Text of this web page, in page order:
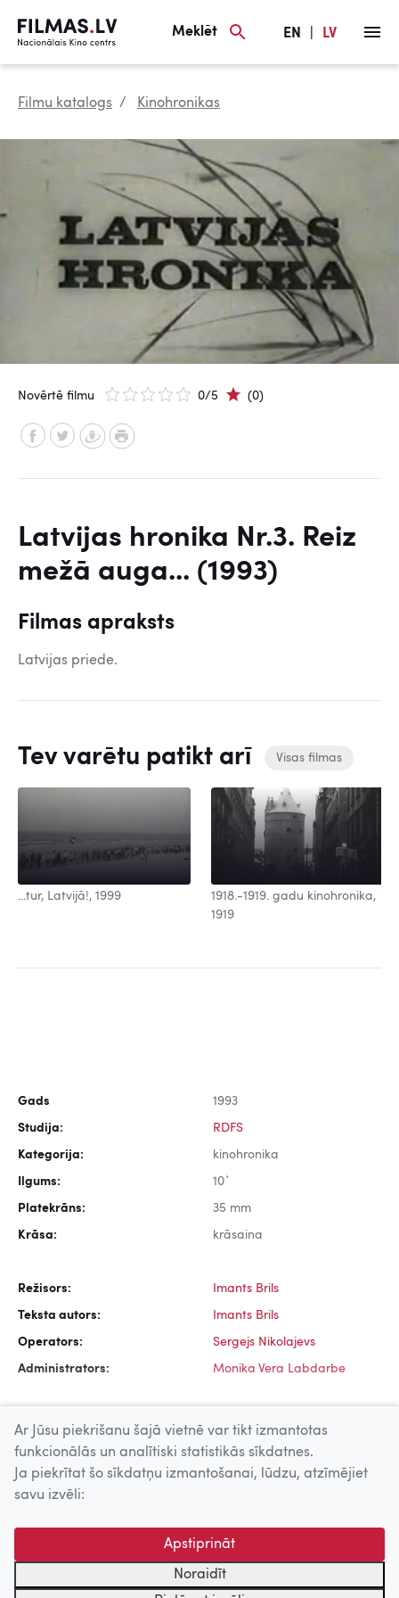
Meklēt EN LV
Filmu katalogs Kinohronikas
Novērtē filmu 0/5 (0)
Latvijas hronika Nr.3. Reiz
mežā auga... (1993)
Filmas apraksts
Latvijas priede.
Tev varētu patikt arī Visas filmas
...tur, Latvijā!, 1999
1918.-1919. gadu kinohronika,
1919
Gads 1993
Studija: RDFS
Kategorija: kinohronika
Ilgums: 10`
Platekrāns: 35 mm
Krāsa: krāsaina
Režisors: Imants Brils
Teksta autors: Imants Brils
Operators: Sergejs Nikolajevs
Administrators: Monika Vera Labdarbe
Uz augšu
© 2026 Nacionālais Kino centrs, Kultūras informācijas sistēmu
centrs. Sadarbības partneris: Latvijas Valsts
kinofotofonodokumentu arhīvs.
Ar Jūsu piekrišanu šajā vietnē var tikt izmantotas
funkcionālās un analītiski statistikās sīkdatnes.
Ja piekrītat šo sīkdatņu izmantošanai, lūdzu, atzīmējiet
savu izvēli:
Apstiprināt
Noraidīt